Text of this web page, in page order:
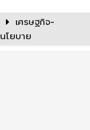
เศรษฐกิจ-
นโยบาย